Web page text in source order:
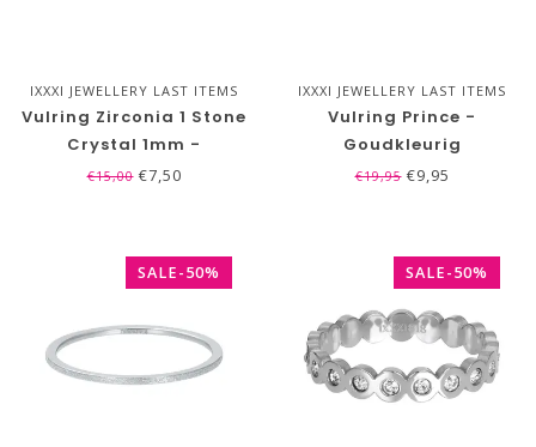
IXXXI JEWELLERY LAST ITEMS
Vulring Zirconia 1 Stone
Crystal 1mm -
Goudkleurig
€15,00€7,50
IXXXI JEWELLERY LAST ITEMS
SALE!
Vulring Prince -
Goudkleurig
€19,95€9,95
SALE-50% SALE-50%